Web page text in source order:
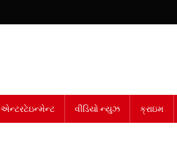
એન્ટરટેઇન્મેન્ટ વીડિયો ન્યુઝ ક્રાઇમ